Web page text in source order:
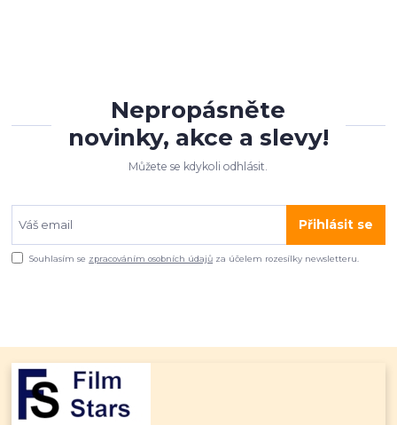
Nepropásněte
novinky, akce a slevy!
Můžete se kdykoli odhlásit.
Přihlásit se
Souhlasím se zpracováním osobních údajů za účelem rozesílky newsletteru.